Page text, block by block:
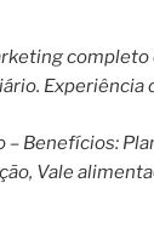
completo
Experiência
– Benefícios:
Vale